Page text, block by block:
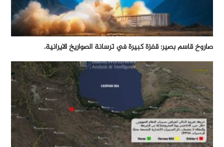
صاروخ قاسم بصير: قفزة كبيرة في ترسانة الصواريخ الايرانية.